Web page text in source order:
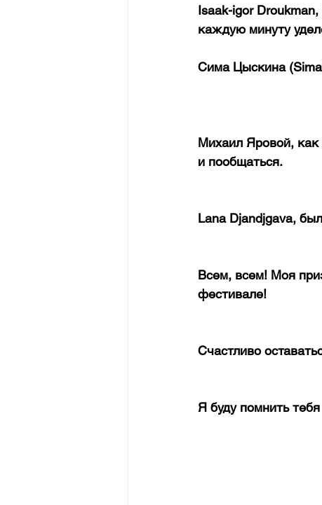
Isaak-igor
каждую минуту
Сима Цыскина
Михаил Яровой, как
и пообщаться.
Lana Djandjgava,
Всем, всем! Моя
фестивале!
Счастливо
Я буду помнить тебя